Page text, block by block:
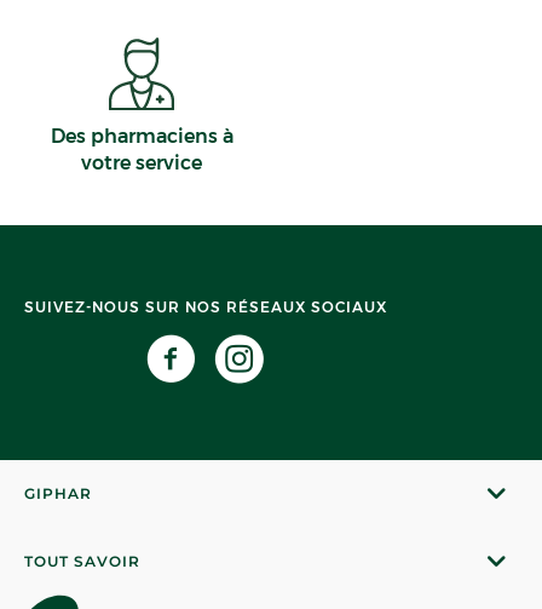
Des pharmaciens à
votre service
SUIVEZ-NOUS SUR NOS RÉSEAUX SOCIAUX
GIPHAR
TOUT SAVOIR